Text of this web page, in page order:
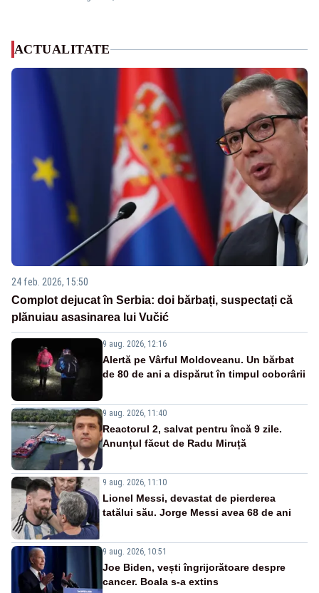
ACTUALITATE
24 feb. 2026, 15:50
Complot dejucat în Serbia: doi bărbați, suspectați că
plănuiau asasinarea lui Vučić
9 aug. 2026, 12:16
Alertă pe Vârful Moldoveanu. Un bărbat
de 80 de ani a dispărut în timpul coborârii
9 aug. 2026, 11:40
Reactorul 2, salvat pentru încă 9 zile.
Anunțul făcut de Radu Miruță
9 aug. 2026, 11:10
Lionel Messi, devastat de pierderea
tatălui său. Jorge Messi avea 68 de ani
9 aug. 2026, 10:51
Joe Biden, vești îngrijorătoare despre
cancer. Boala s-a extins